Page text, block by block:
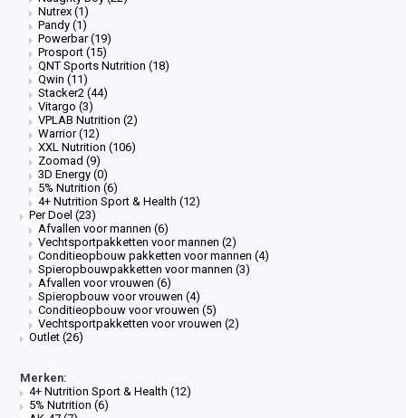
Nutrex(1)
Pandy(1)
Powerbar(19)
Prosport(15)
QNT Sports Nutrition(18)
Qwin(11)
Stacker2(44)
Vitargo(3)
VPLAB Nutrition(2)
Warrior(12)
XXL Nutrition(106)
Zoomad(9)
3D Energy(0)
5% Nutrition(6)
4+ Nutrition Sport & Health(12)
Per Doel(23)
Afvallen voor mannen(6)
Vechtsportpakketten voor mannen(2)
Conditieopbouw pakketten voor mannen(4)
Spieropbouwpakketten voor mannen(3)
Afvallen voor vrouwen(6)
Spieropbouw voor vrouwen(4)
Conditieopbouw voor vrouwen(5)
Vechtsportpakketten voor vrouwen(2)
Outlet(26)
Merken:
4+ Nutrition Sport & Health(12)
5% Nutrition(6)